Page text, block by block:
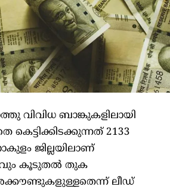
വിവിധ ബാങ്കുകളിലായി
കെട്ടിക്കിടക്കുന്നത് 2133
ജില്ലയിലാണ്
കൂടുതല്‍ തുക
ലീഡ്